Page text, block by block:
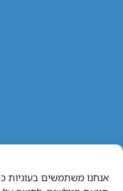
אנחנו משתמשים בעוגיות